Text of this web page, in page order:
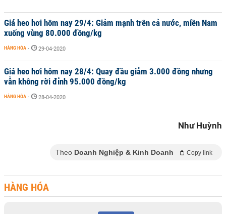
Giá heo hơi hôm nay 29/4: Giảm mạnh trên cả nước, miền Nam
xuống vùng 80.000 đồng/kg
HÀNG HÓA - 29-04-2020
Giá heo hơi hôm nay 28/4: Quay đầu giảm 3.000 đồng nhưng
vẫn không rời đỉnh 95.000 đồng/kg
HÀNG HÓA - 28-04-2020
Như Huỳnh
Theo Doanh Nghiệp & Kinh Doanh Copy link
HÀNG HÓA